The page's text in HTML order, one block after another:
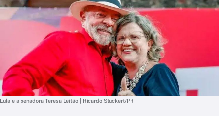
Lula e a senadora Teresa Leitão | Ricardo Stuckert/PR